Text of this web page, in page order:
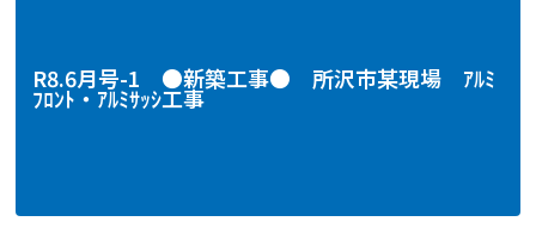
R8.6月号-1 ●新築工事● 所沢市某現場 ｱﾙﾐ
ﾌﾛﾝﾄ・ｱﾙﾐｻｯｼ工事